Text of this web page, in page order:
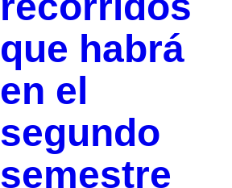
que habrá
en el
segundo
semestre